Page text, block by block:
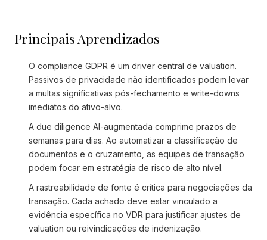
Principais Aprendizados
O compliance GDPR é um driver central de valuation.
Passivos de privacidade não identificados podem levar
a multas significativas pós-fechamento e write-downs
imediatos do ativo-alvo.
A due diligence AI-augmentada comprime prazos de
semanas para dias. Ao automatizar a classificação de
documentos e o cruzamento, as equipes de transação
podem focar em estratégia de risco de alto nível.
A rastreabilidade de fonte é crítica para negociações da
transação. Cada achado deve estar vinculado a
evidência específica no VDR para justificar ajustes de
valuation ou reivindicações de indenização.